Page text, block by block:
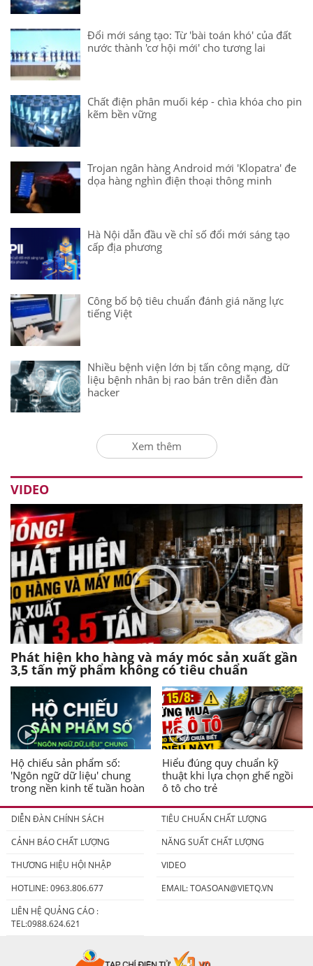
Đổi mới sáng tạo: Từ 'bài toán khó' của đất
nước thành 'cơ hội mới' cho tương lai
Chất điện phân muối kép - chìa khóa cho pin
kẽm bền vững
Trojan ngân hàng Android mới 'Klopatra' đe
dọa hàng nghìn điện thoại thông minh
Hà Nội dẫn đầu về chỉ số đổi mới sáng tạo
cấp địa phương
Công bố bộ tiêu chuẩn đánh giá năng lực
tiếng Việt
Nhiều bệnh viện lớn bị tấn công mạng, dữ
liệu bệnh nhân bị rao bán trên diễn đàn
hacker
Xem thêm
VIDEO
Phát hiện kho hàng và máy móc sản xuất gần
3,5 tấn mỹ phẩm không có tiêu chuẩn
Hộ chiếu sản phẩm số:
'Ngôn ngữ dữ liệu' chung
trong nền kinh tế tuần hoàn
Hiểu đúng quy chuẩn kỹ
thuật khi lựa chọn ghế ngồi
ô tô cho trẻ
DIỄN ĐÀN CHÍNH SÁCH
TIÊU CHUẨN CHẤT LƯỢNG
CẢNH BÁO CHẤT LƯỢNG
NĂNG SUẤT CHẤT LƯỢNG
THƯƠNG HIỆU HỘI NHẬP
VIDEO
HOTLINE: 0963.806.677
EMAIL:TOASOAN@VIETQ.VN
LIÊN HỆ QUẢNG CÁO :
TEL:0988.624.621